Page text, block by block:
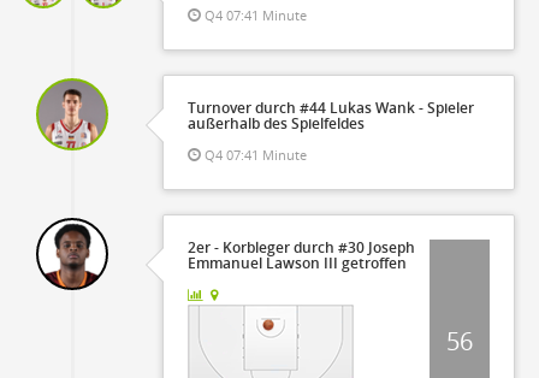
Q4 07:41 Minute
Turnover durch #44 Lukas Wank - Spieler
außerhalb des Spielfeldes
Q4 07:41 Minute
2er - Korbleger durch #30 Joseph
Emmanuel Lawson III getroffen
56